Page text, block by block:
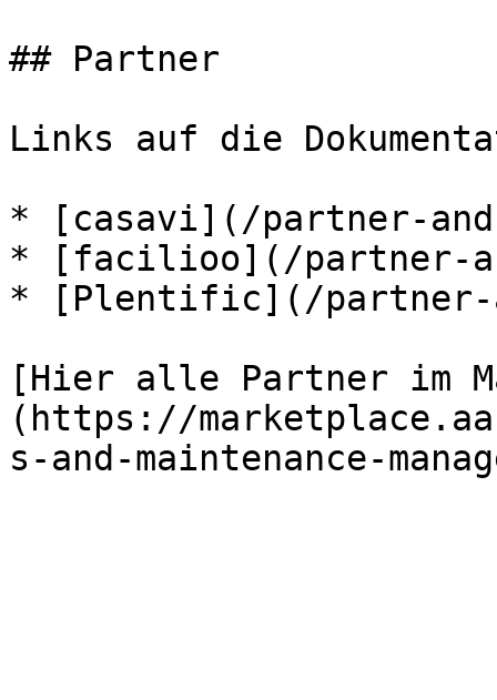
## Partner
Links auf die
* [casavi](/partner-
* [facilioo](/partner-
* [Plentific](/partner-
[Hier alle Partner im
(https://